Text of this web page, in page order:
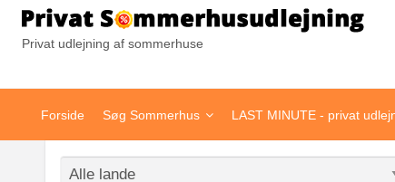
Privat udlejning af sommerhuse
Forside Søg Sommerhus LAST MINUTE - privat